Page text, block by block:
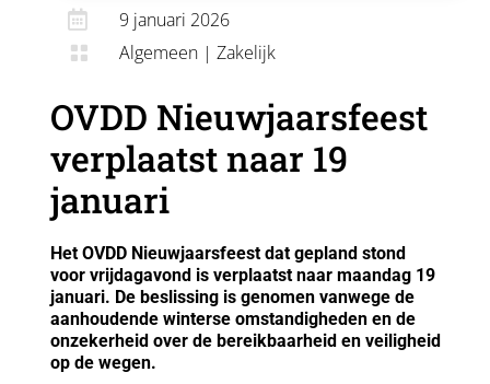
 9 januari 2026
 Algemeen | Zakelijk
OVDD Nieuwjaarsfeest
verplaatst naar 19
januari
Het OVDD Nieuwjaarsfeest dat gepland stond
voor vrijdagavond is verplaatst naar maandag 19
januari. De beslissing is genomen vanwege de
aanhoudende winterse omstandigheden en de
onzekerheid over de bereikbaarheid en veiligheid
op de wegen.